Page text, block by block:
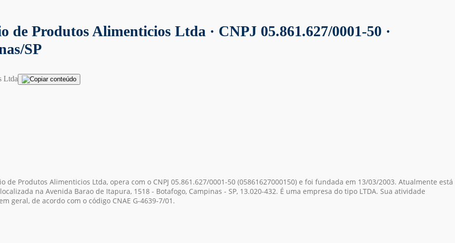
de Produtos Alimenticios Ltda · CNPJ 05.861.627/0001-50 ·
SP
Ltda
Produtos Alimenticios Ltda, opera com o CNPJ 05.861.627/0001-50 (05861627000150) e foi fundada em 13/03/2003. Atualmente está
na Avenida Barao de Itapura, 1518 - Botafogo, Campinas - SP, 13.020-432. É uma empresa do tipo LTDA. Sua atividade
geral, de acordo com o código CNAE G-4639-7/01.